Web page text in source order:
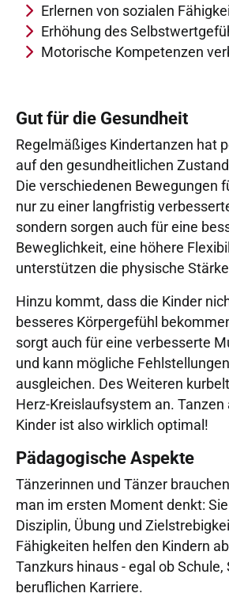
Erlernen von sozialen
Erhöhung des
Motorische Kompetenzen
Gut für die Gesundheit
Regelmäßiges Kindertanzen hat
auf den gesundheitlichen
Die verschiedenen Bewegungen
nur zu einer langfristig
sondern sorgen auch für eine
Beweglichkeit, eine höhere
unterstützen die physische
Hinzu kommt, dass die Kinder
besseres Körpergefühl
sorgt auch für eine verbesserte
und kann mögliche
ausgleichen. Des Weiteren
Herz-Kreislaufsystem an. Tanzen
Kinder ist also wirklich optimal!
Pädagogische Aspekte
Tänzerinnen und Tänzer
man im ersten Moment denkt:
Disziplin, Übung und
Fähigkeiten helfen den Kindern
Tanzkurs hinaus - egal ob
beruflichen Karriere.